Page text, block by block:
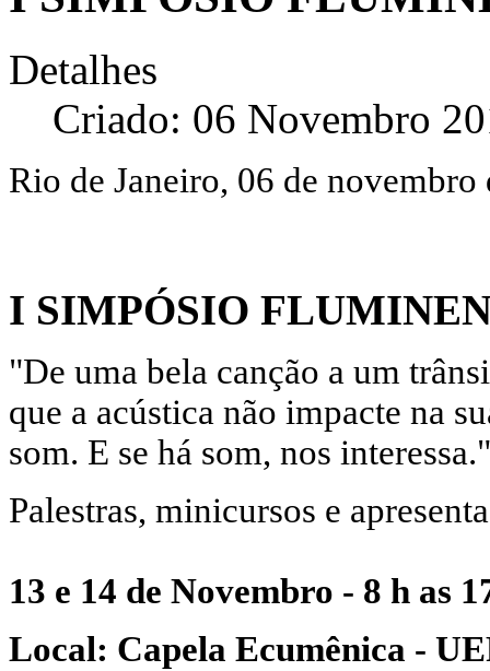
Detalhes
Criado: 06 Novembro
Rio de Janeiro, 06 de novembro
I SIMPÓSIO
"De uma bela canção a um
que a acústica não impacte na
som. E se há som, nos interessa."
Palestras, minicursos e
13 e 14 de
Local: Capela Ecumênica -